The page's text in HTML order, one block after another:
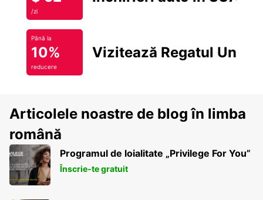
/zi
Până la
10%
reducere
Vizitează Regatul Unit
Articolele noastre de blog în limba
română
Programul de loialitate „Privilege For You”
Înscrie-te gratuit